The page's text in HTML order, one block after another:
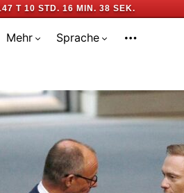
T 10 STD. 16 MIN. 37 SEK.
Mehr Sprache